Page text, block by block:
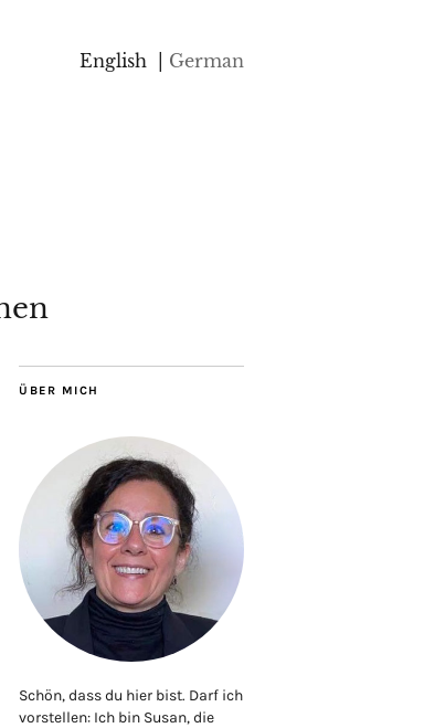
English German
ÜBER MICH
Schön, dass du hier bist. Darf ich
vorstellen: Ich bin Susan, die